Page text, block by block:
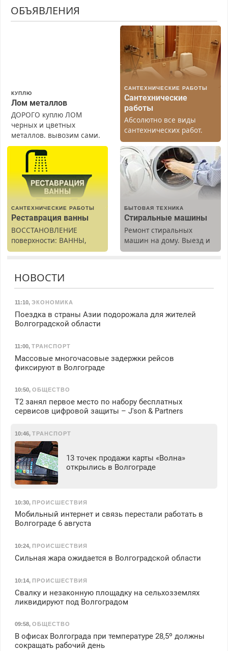
ОБЪЯВЛЕНИЯ
КУПЛЮ
Лом металлов
ДОРОГО куплю ЛОМ
черных и цветных
металлов, вывозим сами.
САНТЕХНИЧЕСКИЕ РАБОТЫ
Сантехнические
работы
Абсолютно все виды
сантехнических работ.
Быстро. Качественно.
Недорого.
САНТЕХНИЧЕСКИЕ РАБОТЫ
Реставрация ванны
ВОССТАНОВЛЕНИЕ
поверхности: ВАННЫ,
раковины, подоконника.
результат.
БЫТОВАЯ ТЕХНИКА
Стиральные машины
Ремонт стиральных
машин на дому. Выезд и
диагностика бесплатно.
НОВОСТИ
11:10, ЭКОНОМИКА
Поездка в страны Азии подорожала для жителей
Волгоградской области
11:00, ТРАНСПОРТ
Массовые многочасовые задержки рейсов
фиксируют в Волгограде
10:50, ОБЩЕСТВО
Т2 занял первое место по набору бесплатных
сервисов цифровой защиты – J'son & Partners
10:46, ТРАНСПОРТ
13 точек продажи карты «Волна»
открылись в Волгограде
10:30, ПРОИСШЕСТВИЯ
Мобильный интернет и связь перестали работать в
Волгограде 6 августа
10:24, ПРОИСШЕСТВИЯ
Сильная жара ожидается в Волгоградской области
10:14, ПРОИСШЕСТВИЯ
Свалку и незаконную площадку на сельхозземлях
ликвидируют под Волгоградом
09:58, ОБЩЕСТВО
В офисах Волгограда при температуре 28,5º должны
сокращать рабочий день